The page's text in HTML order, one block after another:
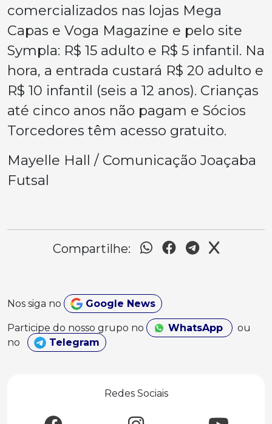
comercializados nas lojas Mega
Capas e Voga Magazine e pelo site
Sympla: R$ 15 adulto e R$ 5 infantil. Na
hora, a entrada custará R$ 20 adulto e
R$ 10 infantil (seis a 12 anos). Crianças
até cinco anos não pagam e Sócios
Torcedores têm acesso gratuito.
Mayelle Hall / Comunicação Joaçaba
Futsal
Compartilhe:
Nos siga no Google News
Participe do nosso grupo no WhatsApp
ou
no
Telegram
Redes Sociais